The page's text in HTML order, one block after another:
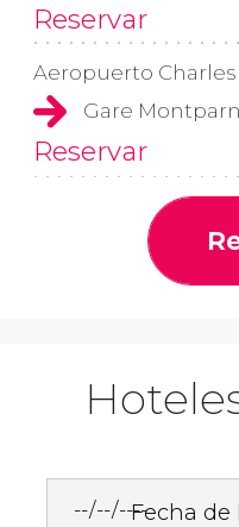
Reservar
Aeropuerto
Gare
Reservar
Fecha de